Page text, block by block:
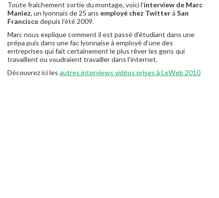
Toute fraîchement sortie du montage, voici l’interview de Marc
Maniez, un lyonnais de 25 ans employé chez Twitterà San
Francisco depuis l’été 2009.
Marc nous explique comment il est passé d’étudiant dans une
prépa puis dans une fac lyonnaise à employé d’une des
entreprises qui fait certainement le plus rêver les gens qui
travaillent ou voudraient travailler dans l’internet.
Découvrez ici les autres interviews vidéos prises à LeWeb 2010